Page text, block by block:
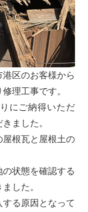
区のお客様から
理工事です。
にご納得いただ
ました。
屋根瓦と屋根土の
状態を確認する
した。
る原因となって